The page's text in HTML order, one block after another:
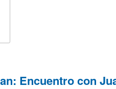
Encuentro con